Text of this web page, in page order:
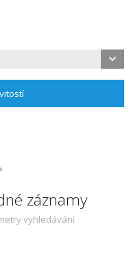
záznamy
vyhledávání